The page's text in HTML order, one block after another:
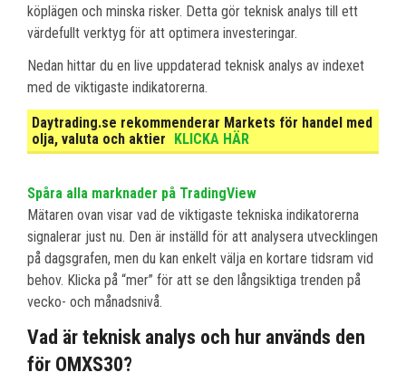
köplägen och minska risker. Detta gör teknisk analys till ett
värdefullt verktyg för att optimera investeringar.
Nedan hittar du en live uppdaterad teknisk analys av indexet
med de viktigaste indikatorerna.
Daytrading.se rekommenderar Markets för handel med
olja, valuta och aktier
KLICKA HÄR
Spåra alla marknader på TradingView
Mätaren ovan visar vad de viktigaste tekniska indikatorerna
signalerar just nu. Den är inställd för att analysera utvecklingen
på dagsgrafen, men du kan enkelt välja en kortare tidsram vid
behov. Klicka på “mer” för att se den långsiktiga trenden på
vecko- och månadsnivå.
Vad är teknisk analys och hur används den
för OMXS30?